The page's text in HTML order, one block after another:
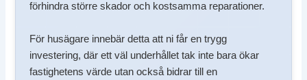
förhindra större skador och kostsamma reparationer.
För husägare innebär detta att ni får en trygg
investering, där ett väl underhållet tak inte bara ökar
fastighetens värde utan också bidrar till en